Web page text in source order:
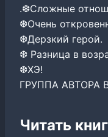
.❆Сложные
❆Очень
❆Дерзкий герой.
❆ Разница в
❆ХЭ!
ГРУППА АВТОРА
Читать